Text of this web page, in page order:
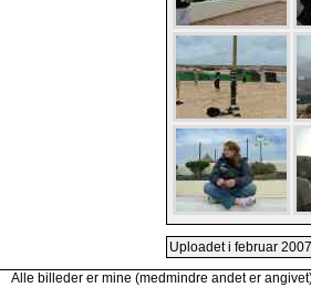
Uploadet i februar 2007
Alle billeder er mine (medmindre andet er